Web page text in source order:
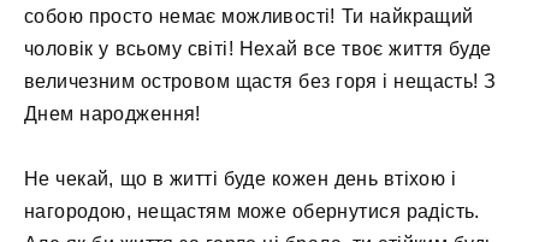
собою просто немає можливості! Ти найкращий
чоловік у всьому світі! Нехай все твоє життя буде
величезним островом щастя без горя і нещасть! З
Днем народження!
Не чекай, що в житті буде кожен день втіхою і
нагородою, нещастям може обернутися радість.